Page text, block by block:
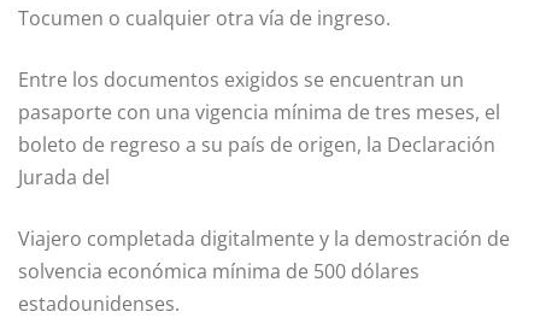
Tocumen o cualquier otra vía de ingreso.
Entre los documentos exigidos se encuentran un
pasaporte con una vigencia mínima de tres meses, el
boleto de regreso a su país de origen, la Declaración
Jurada del
Viajero completada digitalmente у la demostración de
solvencia económica mínima de 500 dólares
estadounidenses.